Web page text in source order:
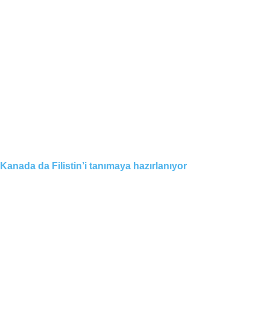
Kanada da Filistin’i tanımaya hazırlanıyor